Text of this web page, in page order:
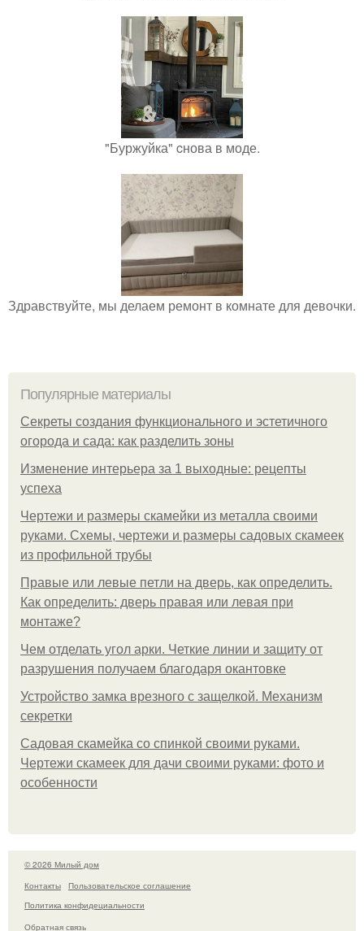
"Буржуйка" cнова в моде.
Здравствуйте, мы делаем ремонт в комнате для девочки.
Популярные материалы
Секреты создания функционального и эстетичного
огорода и сада: как разделить зоны
Изменение интерьера за 1 выходные: рецепты
успеха
Чертежи и размеры скамейки из металла своими
руками. Схемы, чертежи и размеры садовых скамеек
из профильной трубы
Правые или левые петли на дверь, как определить.
Как определить: дверь правая или левая при
монтаже?
Чем отделать угол арки. Четкие линии и защиту от
разрушения получаем благодаря окантовке
Устройство замка врезного с защелкой. Механизм
секретки
Садовая скамейка со спинкой своими руками.
Чертежи скамеек для дачи своими руками: фото и
особенности
© 2026 Милый дом
Контакты
Пользовательское соглашение
Политика конфидециальности
Обратная связь